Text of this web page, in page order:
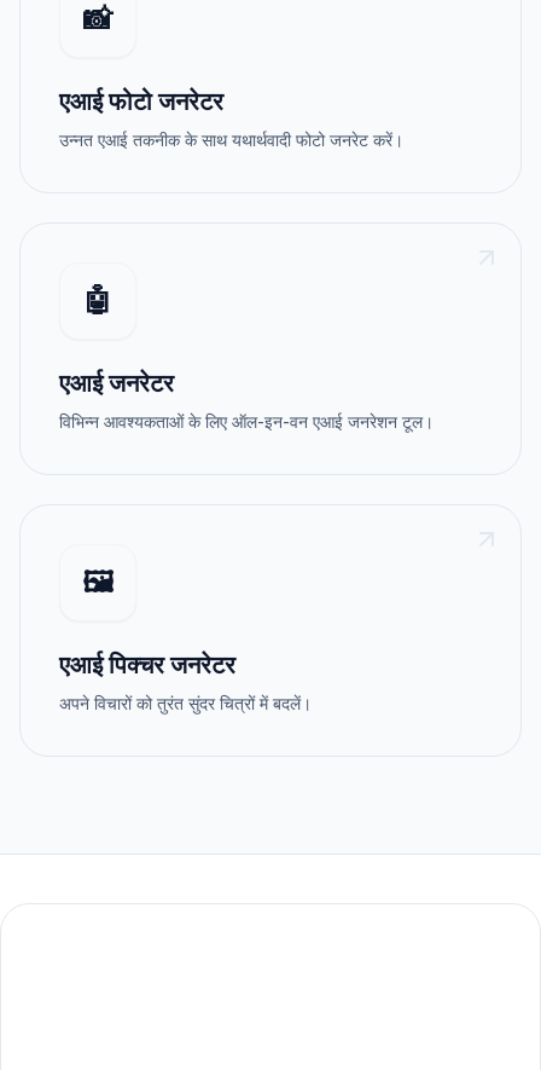
📸
एआई फोटो जनरेटर
उन्नत एआई तकनीक के साथ यथार्थवादी फोटो जनरेट करें।
🤖
एआई जनरेटर
विभिन्न आवश्यकताओं के लिए ऑल-इन-वन एआई जनरेशन टूल।
🖼️
एआई पिक्चर जनरेटर
अपने विचारों को तुरंत सुंदर चित्रों में बदलें।